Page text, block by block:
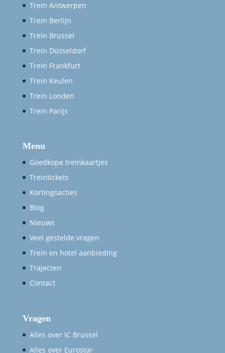
Trein Antwerpen
Trein Berlijn
Trein Brussel
Trein Düsseldorf
Trein Frankfurt
Trein Keulen
Trein Londen
Trein Parijs
Menu
Goedkope treinkaartjes
Treintickets
Kortingsacties
Blog
Nieuws
Veel gestelde vragen
Trein en hotel aanbieding
Trajecten
Contact
Vragen
Alles over IC Brussel
Alles over Eurostar